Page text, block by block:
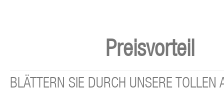
Preisvorteil
BLÄTTERN SIE DURCH UNSERE TOLLEN